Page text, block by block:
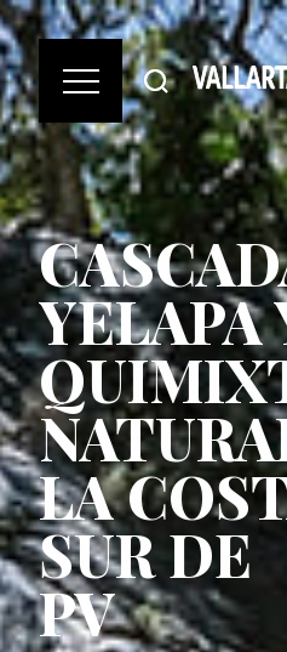
YELAPA
LA
SUR DE
PV